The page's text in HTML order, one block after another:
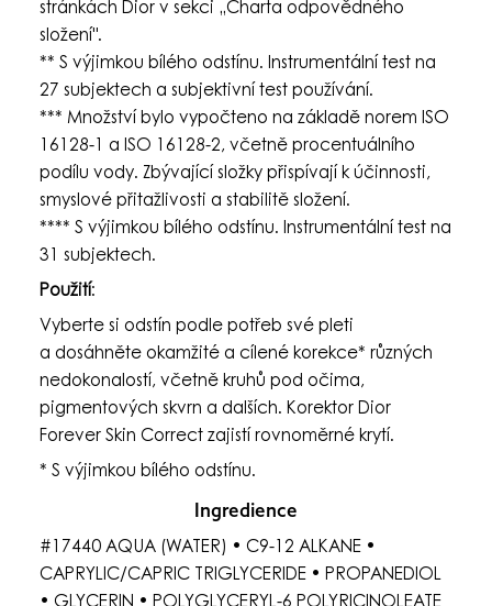
stránkách Dior v sekci „Charta odpovědného
složení".
** S výjimkou bílého odstínu. Instrumentální test na
27 subjektech a subjektivní test používání.
*** Množství bylo vypočteno na základě norem ISO
16128-1 a ISO 16128-2, včetně procentuálního
podílu vody. Zbývající složky přispívají k účinnosti,
smyslové přitažlivosti a stabilitě složení.
**** S výjimkou bílého odstínu. Instrumentální test na
31 subjektech.
Použití:
Vyberte si odstín podle potřeb své pleti
a dosáhněte okamžité a cílené korekce* různých
nedokonalostí, včetně kruhů pod očima,
pigmentových skvrn a dalších. Korektor Dior
Forever Skin Correct zajistí rovnoměrné krytí.
* S výjimkou bílého odstínu.
Ingredience
#17440 AQUA (WATER) • C9-12 ALKANE •
CAPRYLIC/CAPRIC TRIGLYCERIDE • PROPANEDIOL